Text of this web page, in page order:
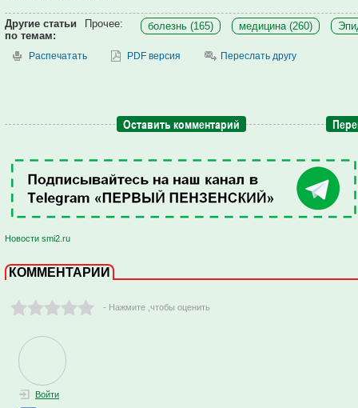
Другие статьи
по темам:
Прочее: болезнь (165) медицина (260)
Распечатать PDF версия Переслать другу
Оставить комментарий
Новости smi2.ru
КОММЕНТАРИИ
- Нажмите ,чтобы оценить
Войти